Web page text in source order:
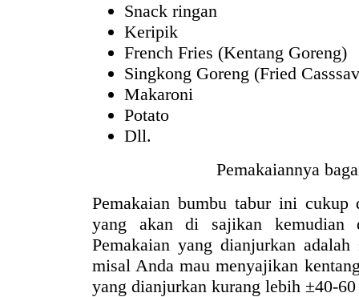
Snack ringan
Keripik
French Fries (Kentang Goreng)
Singkong Goreng (Fried
Makaroni
Potato
Dll.
Pemakaiannya
Pemakaian bumbu tabur ini cukup
yang akan di sajikan kemudian
Pemakaian yang dianjurkan
misal Anda mau menyajikan
yang dianjurkan kurang lebih ±40-